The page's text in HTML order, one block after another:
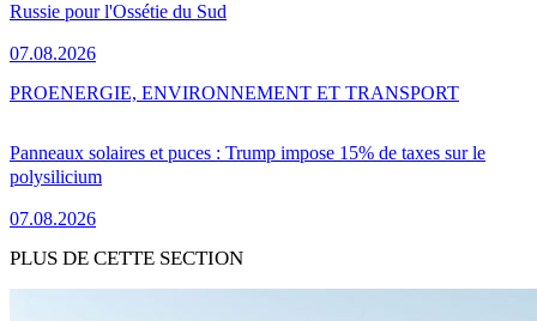
Russie pour l'Ossétie du Sud
07.08.2026
Panneaux solaires et puces : Trump impose 15% de taxes sur le
polysilicium
07.08.2026
PROENERGIE, ENVIRONNEMENT ET TRANSPORT
PLUS DE CETTE SECTION